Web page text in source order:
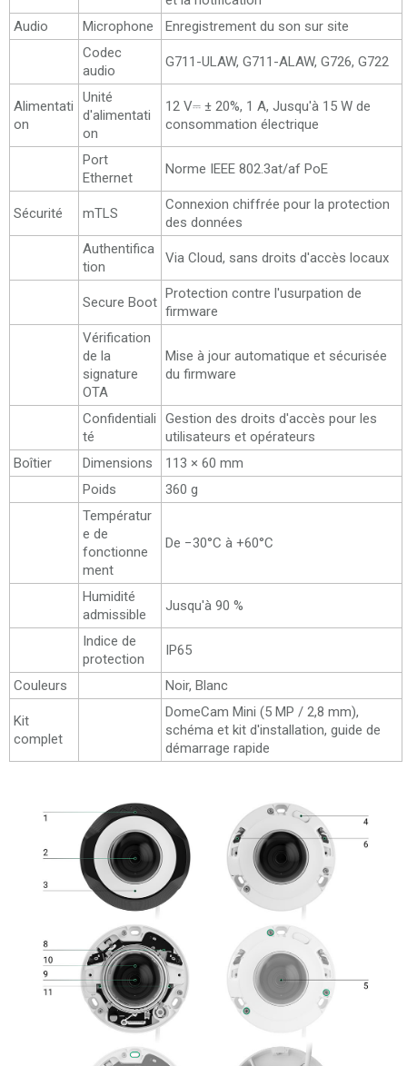
Audio
Microphone
Enregistrement du son sur site
Codec
audio
G711-ULAW, G711-ALAW, G726, G722
Alimentati
on
Unité
d'alimentati
on
12 V⎓ ± 20%, 1 A, Jusqu'à 15 W de
consommation électrique
Port
Ethernet
Norme IEEE 802.3at/af PoE
Sécurité mTLS
Connexion chiffrée pour la protection
des données
Authentifica
tion
Via Cloud, sans droits d'accès locaux
Secure Boot
Protection contre l'usurpation de
firmware
Vérification
de la
signature
OTA
Mise à jour automatique et sécurisée
du firmware
Confidentiali
té
Gestion des droits d'accès pour les
utilisateurs et opérateurs
Boîtier
Dimensions
113 × 60 mm
Poids
360 g
Températur
e de
fonctionne
ment
De −30°C à +60°C
Humidité
admissible
Jusqu'à 90 %
Indice de
protection
IP65
Couleurs Noir, Blanc
Kit
complet
DomeCam Mini (5 MP / 2,8 mm),
schéma et kit d'installation, guide de
démarrage rapide